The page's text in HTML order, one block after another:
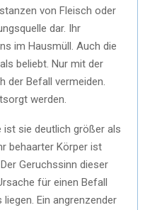
von Fleisch oder
dar. Ihr
im Hausmüll. Auch die
beliebt. Nur mit der
der Befall vermeiden.
werden.
sie deutlich größer als
behaarter Körper ist
Geruchssinn dieser
für einen Befall
Ein angrenzender